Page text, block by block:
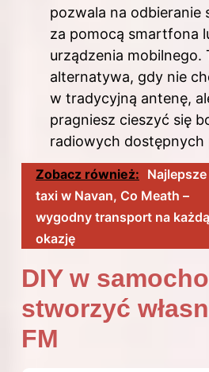
pozwala na odbieranie
za pomocą smartfona
urządzenia mobilnego.
alternatywa, gdy nie
w tradycyjną antenę,
pragniesz cieszyć się
radiowych dostępnych
Zobacz również: Najlepsze
taxi w Navan, Co Meath –
wygodny transport na każdą
okazję
DIY w
stworzyć
FM